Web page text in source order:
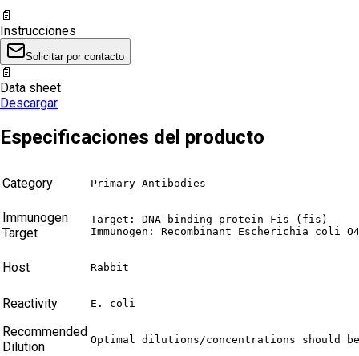
📄
Instrucciones
Solicitar por contacto
📄
Data sheet
Descargar
Especificaciones del producto
Category Primary Antibodies
Immunogen
Target
Target: DNA-binding protein Fis (fis)
Immunogen: Recombinant Escherichia coli
Host Rabbit
Reactivity E. coli
Recommended
Dilution
Optimal dilutions/concentrations should